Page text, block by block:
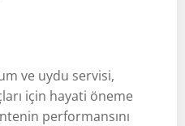
ve uydu servisi,
için hayati öneme
performansını